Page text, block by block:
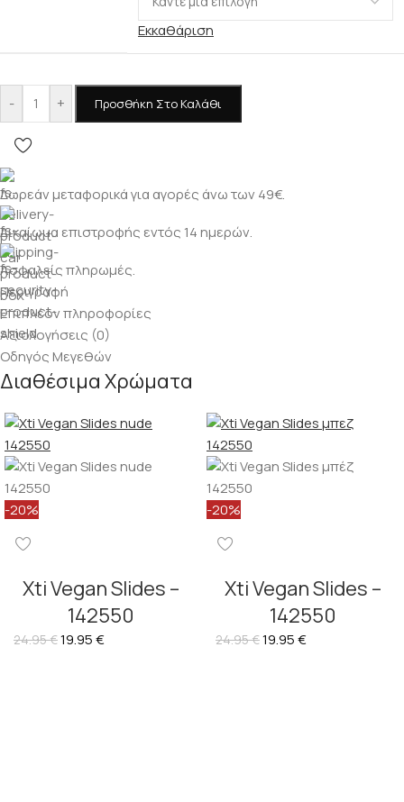
Εκκαθάριση
- + Προσθήκη Στο Καλάθι
Δωρεάν μεταφορικά για αγορές άνω των 49€.
Δικαίωμα επιστροφής εντός 14 ημερών.
Ασφαλείς πληρωμές.
Περιγραφή
Επιπλέον πληροφορίες
Αξιολογήσεις (0)
Οδηγός Μεγεθών
Διαθέσιμα Χρώματα
-20%
Xti Vegan Slides –
142550
24.95€19.95€
-20%
Xti Vegan Slides –
142550
24.95€19.95€